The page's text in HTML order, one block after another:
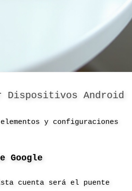
Dispositivos Android
y configuraciones
Google
cuenta será el puente